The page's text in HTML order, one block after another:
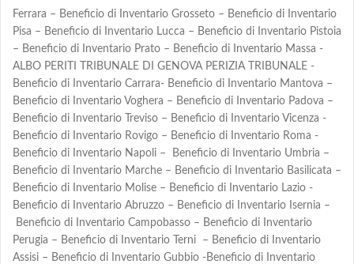
Ferrara – Beneficio di Inventario Grosseto – Beneficio di Inventario
Pisa – Beneficio di Inventario Lucca – Beneficio di Inventario Pistoia
– Beneficio di Inventario Prato – Beneficio di Inventario Massa -
ALBO PERITI TRIBUNALE DI GENOVA PERIZIA TRIBUNALE -
Beneficio di Inventario Carrara- Beneficio di Inventario Mantova –
Beneficio di Inventario Voghera – Beneficio di Inventario Padova –
Beneficio di Inventario Treviso – Beneficio di Inventario Vicenza -
Beneficio di Inventario Rovigo – Beneficio di Inventario Roma -
Beneficio di Inventario Napoli – Beneficio di Inventario Umbria –
Beneficio di Inventario Marche – Beneficio di Inventario Basilicata –
Beneficio di Inventario Molise – Beneficio di Inventario Lazio -
Beneficio di Inventario Abruzzo – Beneficio di Inventario Isernia –
Beneficio di Inventario Campobasso – Beneficio di Inventario
Perugia – Beneficio di Inventario Terni – Beneficio di Inventario
Assisi – Beneficio di Inventario Gubbio -Beneficio di Inventario